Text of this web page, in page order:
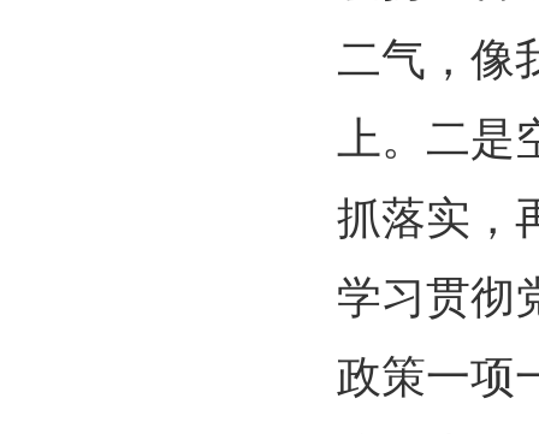
二气，像
上。二
抓落实，
学习贯彻
政策一项